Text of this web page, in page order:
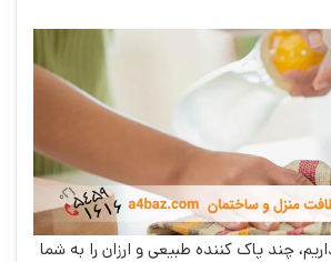
چند پاک کننده طبیعی و ارزان را به شما